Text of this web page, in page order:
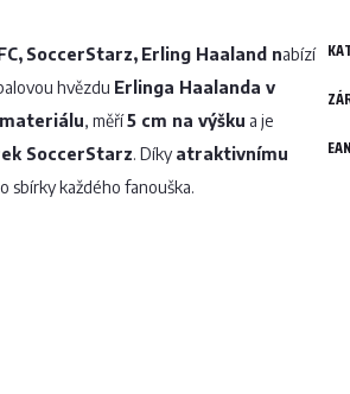
SoccerStarz, Erling Haaland nabízí
hvězdu Erlinga Haalanda v
, měří5 cm na výšku a je
SoccerStarz. Díkyatraktivnímu
sbírky každého fanouška.
EAN